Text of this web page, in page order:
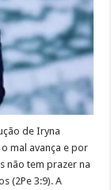
de Iryna
mal avança e por
não tem prazer na
(2Pe 3:9). A